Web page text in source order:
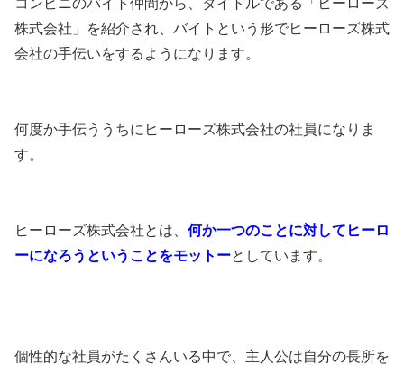
株式会社」を紹介され、バイトという形でヒーローズ株式
会社の手伝いをするようになります。
何度か手伝ううちにヒーローズ株式会社の社員になりま
す。
ヒーローズ株式会社とは、 何か一つのことに対してヒーロ
ーになろうということをモットーとしています。
個性的な社員がたくさんいる中で、主人公は自分の長所を